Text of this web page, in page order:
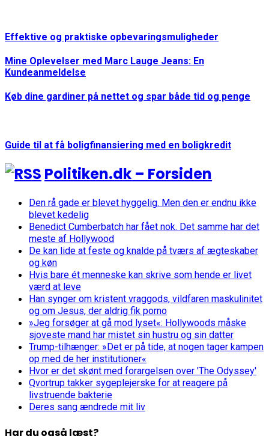
Effektive og praktiske opbevaringsmuligheder
Mine Oplevelser med Marc Lauge Jeans: En
Kundeanmeldelse
Køb dine gardiner på nettet og spar både tid og penge
Guide til at få boligfinansiering med en boligkredit
Politiken.dk – Forsiden
Den rå gade er blevet hyggelig. Men den er endnu ikke
blevet kedelig
Benedict Cumberbatch har fået nok. Det samme har det
meste af Hollywood
De kan lide at feste og knalde på tværs af ægteskaber
og køn
Hvis bare ét menneske kan skrive som hende er livet
værd at leve
Han synger om kristent vraggods, vildfaren maskulinitet
og om Jesus, der aldrig fik porno
»Jeg forsøger at gå mod lyset«: Hollywoods måske
sjoveste mand har mistet sin hustru og sin datter
Trump-tilhænger: »Det er på tide, at nogen tager kampen
op med de her institutioner«
Hvor er det skønt med forargelsen over 'The Odyssey'
Qvortrup takker sygeplejerske for at reagere på
livstruende bakterie
Deres sang ændrede mit liv
Har du også læst?